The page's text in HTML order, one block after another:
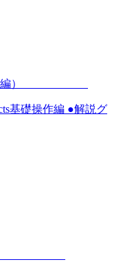
・応用編）
基礎操作編 ●解説グ
用編）